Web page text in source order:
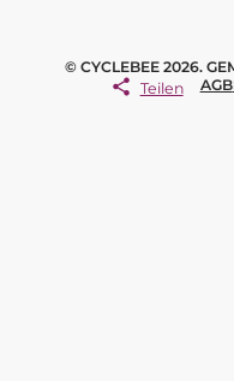
© CYCLEBEE 2026.
Teilen
AGB